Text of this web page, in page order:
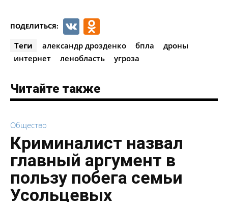
ПОДЕЛИТЬСЯ: VK
Теги александр дрозденко бпла
дроны
интернет
ленобласть угроза
Читайте также
Общество
Криминалист назвал
главный аргумент в
пользу побега семьи
Усольцевых